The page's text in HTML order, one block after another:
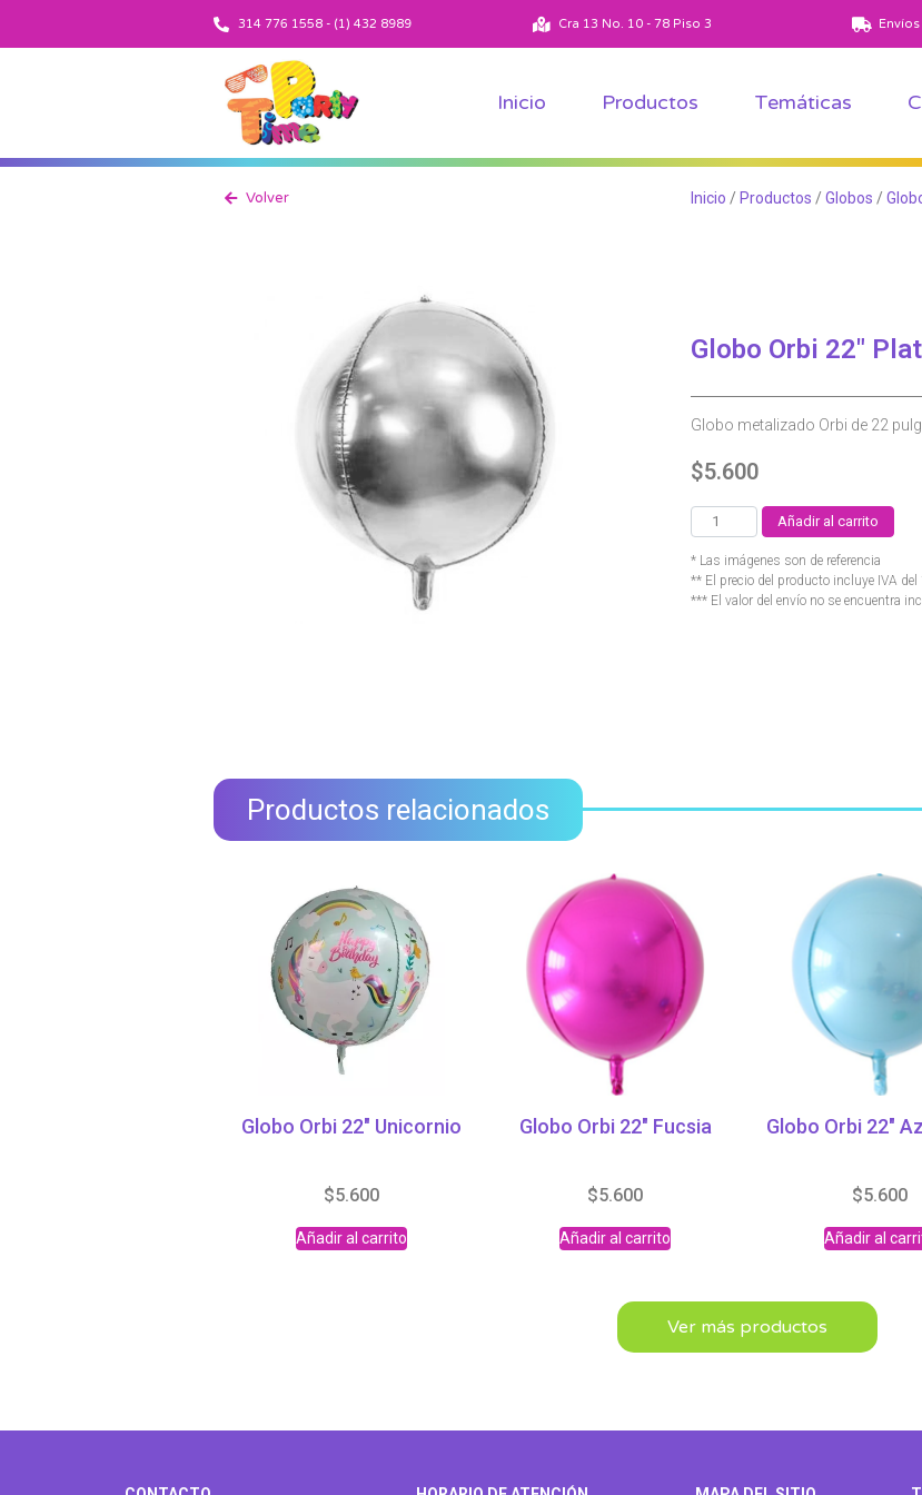
314 776 1558 - (1) 432 8989 Cra 13 No. 10 - 78 Piso 3
Inicio Productos Temáticas
Volver Inicio / Productos /Globos /
Globo Orbi 22″
Globo metalizado Orbi de 22
$5.600
Añadir al carrito
* Las imágenes son de referencia
** El precio del producto incluye IVA del
*** El valor del envío no se encuentra
Globo Orbi 22″ Unicornio
$5.600
Añadir al carrito
Globo Orbi 22″ Fucsia
$5.600
Añadir al carrito
Globo Orbi 22″
$5.600
Añadir al
Productos relacionados
Ver más productos